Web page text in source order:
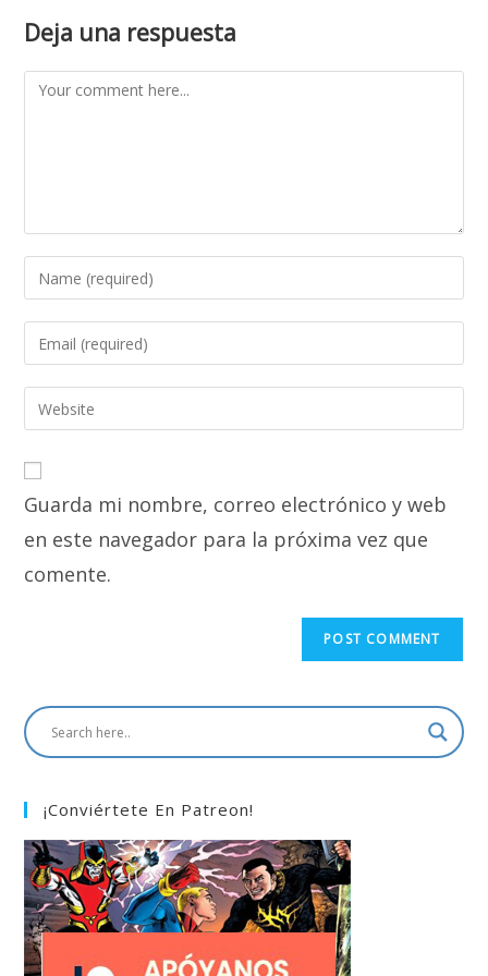
Deja una respuesta
Comment
Enter
your
name
to
comment
Enter
your
email
address
Enter
your
URL
(optional)
Guarda mi nombre, correo electrónico y web
en este navegador para la próxima vez que
comente.
¡Conviértete En Patreon!